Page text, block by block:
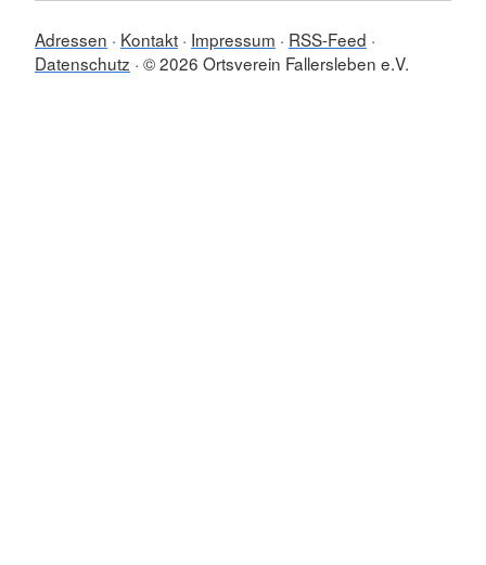
Adressen Kontakt Impressum
RSS-Feed
Datenschutz © 2026 Ortsverein Fallersleben e.V.